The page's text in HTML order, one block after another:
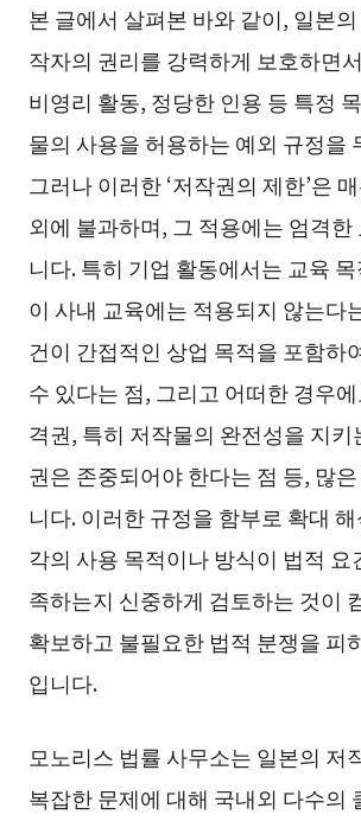
본 글에서 살펴본 바와 같이, 일본
작자의 권리를 강력하게 보호하면
비영리 활동, 정당한 인용 등 특정
물의 사용을 허용하는 예외 규정을
그러나 이러한 ‘저작권의 제한’은
외에 불과하며, 그 적용에는 엄격한
니다. 특히 기업 활동에서는 교육
이 사내 교육에는 적용되지 않는다
건이 간접적인 상업 목적을 포함하
수 있다는 점, 그리고 어떠한 경우
격권, 특히 저작물의 완전성을 지키
권은 존중되어야 한다는 점 등, 많
니다. 이러한 규정을 함부로 확대
각의 사용 목적이나 방식이 법적 요
족하는지 신중하게 검토하는 것이
확보하고 불필요한 법적 분쟁을 피
입니다.
모노리스 법률 사무소는 일본의 저
복잡한 문제에 대해 국내외 다수의